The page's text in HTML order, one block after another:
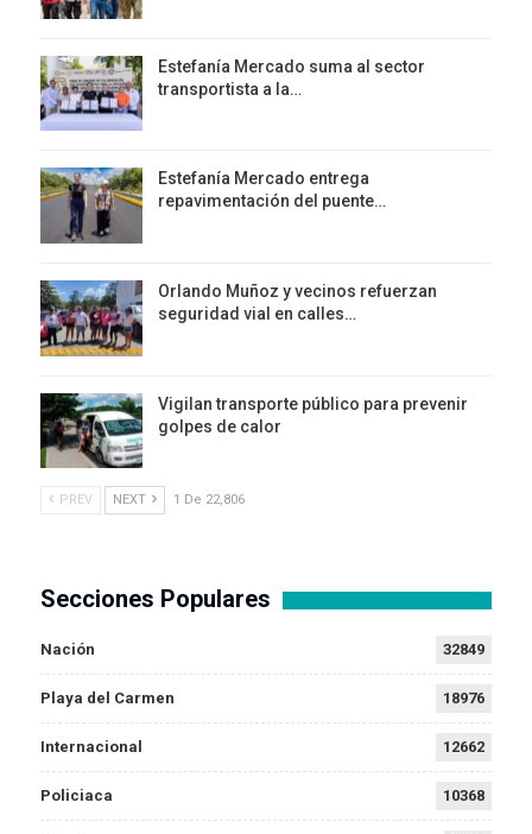
Estefanía Mercado suma al sector
transportista a la…
Estefanía Mercado entrega
repavimentación del puente…
Orlando Muñoz y vecinos refuerzan
seguridad vial en calles…
Vigilan transporte público para prevenir
golpes de calor
PREV NEXT 1 De 22,806
Secciones Populares
Nación 32849
Playa del Carmen 18976
Internacional 12662
Policiaca 10368